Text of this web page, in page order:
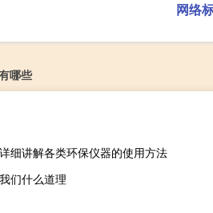
网络
哪些
细讲解各类环保仪器的使用方法
们什么道理